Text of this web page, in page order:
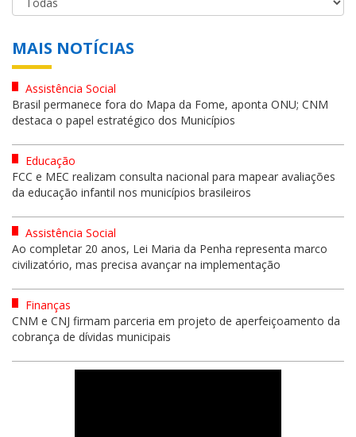
MAIS NOTÍCIAS
Assistência Social
Brasil permanece fora do Mapa da Fome, aponta ONU; CNM
destaca o papel estratégico dos Municípios
Educação
FCC e MEC realizam consulta nacional para mapear avaliações
da educação infantil nos municípios brasileiros
Assistência Social
Ao completar 20 anos, Lei Maria da Penha representa marco
civilizatório, mas precisa avançar na implementação
Finanças
CNM e CNJ firmam parceria em projeto de aperfeiçoamento da
cobrança de dívidas municipais